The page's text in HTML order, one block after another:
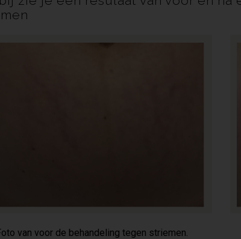
van voor de behandeling tegen striemen.